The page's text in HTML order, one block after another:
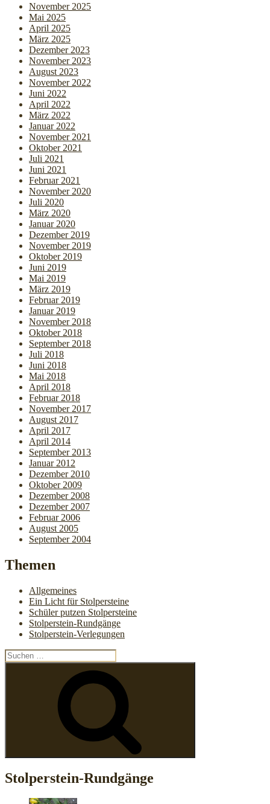
November 2025
Mai 2025
April 2025
März 2025
Dezember 2023
November 2023
August 2023
November 2022
Juni 2022
April 2022
März 2022
Januar 2022
November 2021
Oktober 2021
Juli 2021
Juni 2021
Februar 2021
November 2020
Juli 2020
März 2020
Januar 2020
Dezember 2019
November 2019
Oktober 2019
Juni 2019
Mai 2019
März 2019
Februar 2019
Januar 2019
November 2018
Oktober 2018
September 2018
Juli 2018
Juni 2018
Mai 2018
April 2018
Februar 2018
November 2017
August 2017
April 2017
April 2014
September 2013
Januar 2012
Dezember 2010
Oktober 2009
Dezember 2008
Dezember 2007
Februar 2006
August 2005
September 2004
Themen
Allgemeines
Ein Licht für Stolpersteine
Schüler putzen Stolpersteine
Stolperstein-Rundgänge
Stolperstein-Verlegungen
Suchen
nach:
Stolperstein-Rundgänge